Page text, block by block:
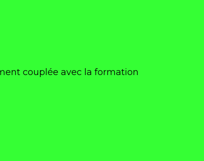
couplée avec la formation